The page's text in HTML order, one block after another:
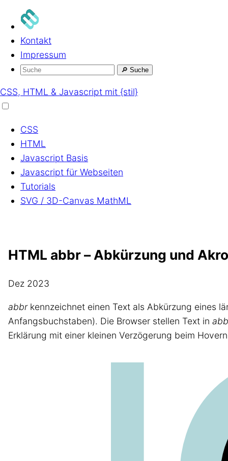
Kontakt
Impressum
🔎 Suche
CSS, HTML & Javascript mit {stil}
CSS
HTML
Javascript Basis
Javascript für Webseiten
Tutorials
SVG / 3D-Canvas MathML
HTML abbr – Abkürzung und
Dez 2023
abbrkennzeichnet einen Text als Abkürzung eines
Anfangsbuchstaben). Die Browser stellen Text in
Erklärung mit einer kleinen Verzögerung beim